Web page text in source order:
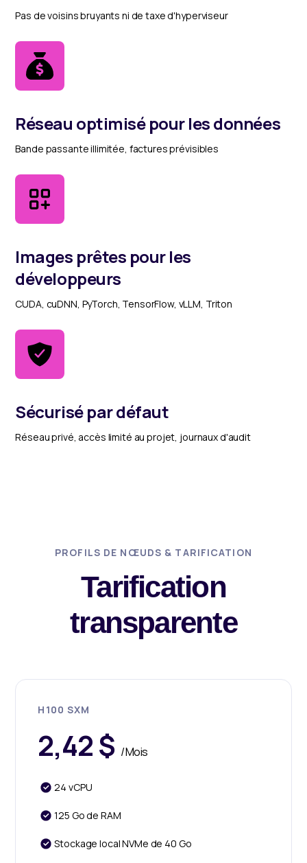
Pas de voisins bruyants ni de taxe d'hyperviseur
Réseau optimisé pour les données
Bande passante illimitée, factures prévisibles
Images prêtes pour les
développeurs
CUDA, cuDNN, PyTorch, TensorFlow, vLLM, Triton
Sécurisé par défaut
Réseau privé, accès limité au projet, journaux d'audit
PROFILS DE NŒUDS & TARIFICATION
Tarification
transparente
H100 SXM
2,42 $ / Mois
24 vCPU
125 Go de RAM
Stockage local NVMe de 40 Go